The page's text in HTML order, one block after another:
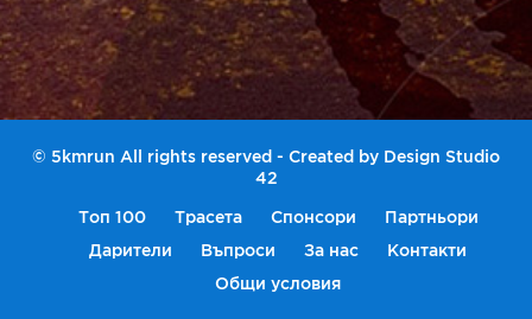
© 5kmrun All rights reserved - Created by Design Studio
42
Топ 100 Трасета Спонсори
Партньори
Дарители
Въпроси За нас
Контакти
Общи условия